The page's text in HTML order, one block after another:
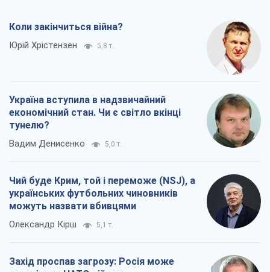
Коли закінчиться війна?
Юрій Хрістензен 5,8 т.
Україна вступила в надзвичайний
економічний стан. Чи є світло вкінці
тунелю?
Вадим Денисенко 5,0 т.
Чий буде Крим, той і переможе (NSJ), а
українських футбольних чиновників
можуть назвати вбивцями
Олександр Кірш 5,1 т.
Захід проспав загрозу: Росія може